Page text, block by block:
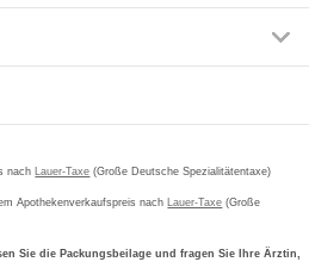
nach Lauer-Taxe (Große Deutsche Spezialitätentaxe)
Apothekenverkaufspreis nach Lauer-Taxe (Große
Sie die Packungsbeilage und fragen Sie Ihre Ärztin,